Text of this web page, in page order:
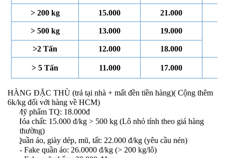
> 200 kg 15.000 21.000
> 500 kg 13.000 19.000
>2 Tấn 12.000 18.000
> 5 Tấn 11.000 17.000
HÀNG ĐẶC THÙ (trả tại nhà + mất đền tiền hàng)( Cộng thêm
6k/kg đối với hàng về HCM)
+ Mỹ phẩm TQ: 18.000đ
+ Hóa chất: 15.000 đ/kg > 500 kg (Lô nhỏ tính theo giá hàng
thường)
+ Quần áo, giày dép, mũ, tất: 22.000 đ/kg (yêu cầu nén)
- Fake quần áo: 26.0000 đ/kg (> 200 kg/lô)